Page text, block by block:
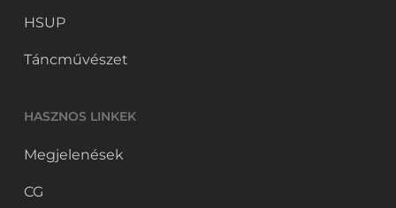
HSUP
Táncművészet
HASZNOS LINKEK
Megjelenések
CG